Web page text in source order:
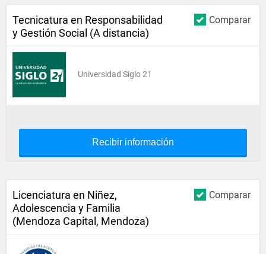
Comparar
Tecnicatura en Responsabilidad
y Gestión Social (A distancia)
Universidad Siglo 21
Recibir información
Comparar
Licenciatura en Niñez,
Adolescencia y Familia
(Mendoza Capital, Mendoza)